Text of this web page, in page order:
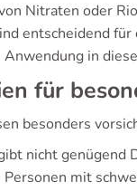
Nitraten oder
entscheidend
in
für
besonders
nicht
mit